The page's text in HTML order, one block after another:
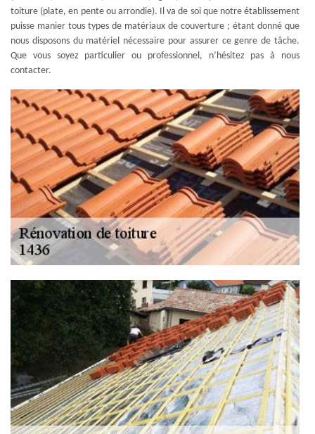
toiture (plate, en pente ou arrondie). Il va de soi que notre établissement
puisse manier tous types de matériaux de couverture ; étant donné que
nous disposons du matériel nécessaire pour assurer ce genre de tâche.
Que vous soyez particulier ou professionnel, n’hésitez pas à nous
contacter.